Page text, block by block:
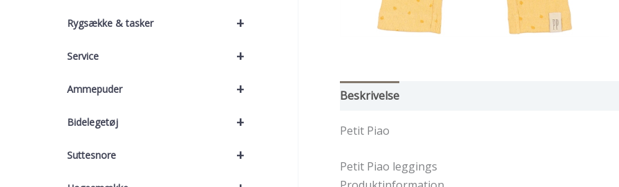
+
Rygsække & tasker
+
Service
+
Ammepuder
+
Bidelegetøj
+
Suttesnore
Beskrivelse
Petit Piao
Petit Piao leggings